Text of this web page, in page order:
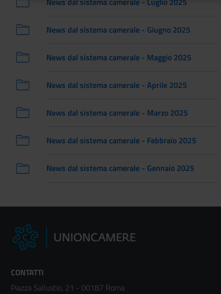
News dal sistema camerale - Giugno 2025
News dal sistema camerale - Maggio 2025
News dal sistema camerale - Aprile 2025
News dal sistema camerale - Marzo 2025
News dal sistema camerale - Febbraio 2025
News dal sistema camerale - Gennaio 2025
CONTATTI
Piazza Sallustio, 21 - 00187 Roma